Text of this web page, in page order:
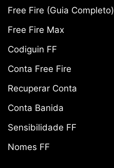
Free Fire (Guia Completo)
Free Fire Max
Codiguin FF
Conta Free Fire
Recuperar Conta
Conta Banida
Sensibilidade FF
Nomes FF